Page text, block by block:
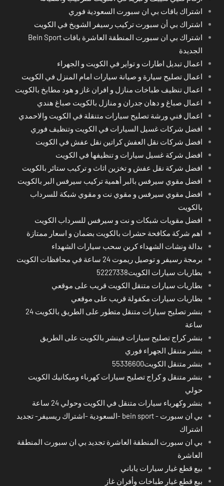
اشتراك باقات بي ان سبورت السعودية فوري
اشتراك بي أن سبورت تركيب رسيفر الشويخ في الكويت
اشتراك بي ان سبورت المنطقة العاشرة باقات Bein Sport
الجديدة
اعمال تبديل اطارات و تواير في الكويت و الجهراء
اعمال تصليح سيارة و صيانة سيارات امام المنزل في الكويت
اعمال تنظيف طباخات منازل و افران غاز و هود مطابخ بالكويت
اعمال صباغ و دهان جدران و منازل بالكويت صباغ هندي
اعمال فني ورشة تصليح سيارات متنقلة في الكويت والاحمدي
افضل شركات غسيل السيارات في الكويت وتنظيف فوري
افضل شركات نقل العفش كراتين نقل عفش في الكويت
افضل شركة غسيل سيارات و تنظيفها في الكويت
افضل شركة نقل عفش و تخزين اثاث و تركيب ستائر بالكويت
افضل مقوي سيرفس بالبر أهمية تركيب سيرفس البر بالكويت
افضل مقوي سيرفس و مقوي نت و مقوي شبكة للسرداب
بالكويت
افضل مقويات شبكات و نت و سيرفس للسرداب الكويت
اهم شركة مكافحة حشرات بالكويت بضمان و اسعار ممتازة
بدالة ونشات الشهداء كرين سحب سيارات الشهداء
برمجة رسيفر و توصيل ريموت 24 ساعة في محافظات الكويت
بطاريات سيارات الكويت52227338
بطاريات سيارات متنقل الكويت قريب على موقعي
بطاريات سيارات مكفولة قريب على موقعي
بنشر تصليح سيارات متنقل متطور على الطريق بالكويت 24
ساعة
بنشر كراج تصليح سيارات فينشر بالكويت على الطريق
بنشر متنقل الجهراء فوري
بنشر متنقل الكويت55336600
بنشر متنقل و كراج تصليح سيارات كهرباء وميكانيك الكويت
حولي
بنشر وكهرباء سيارات متنقل في الكويت وحولي 24 ساعة
بي ان سبورت - bein sport -السعودية -اشتراك ريسيفر- تجديد
اشتراك
بي ان سبورت المنطقة العاشرة تجديد بي ان سبورت المنطقة
العاشرة
بيع قطع غيار سيارات ياباني
بيع قطع غيار طباخات وأفران غاز